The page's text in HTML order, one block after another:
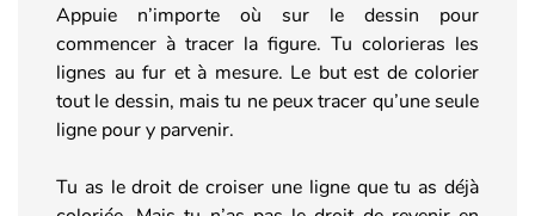
Appuie n’importe où sur le dessin pour
commencer à tracer la figure. Tu colorieras les
lignes au fur et à mesure. Le but est de colorier
tout le dessin, mais tu ne peux tracer qu’une seule
ligne pour y parvenir.
Tu as le droit de croiser une ligne que tu as déjà